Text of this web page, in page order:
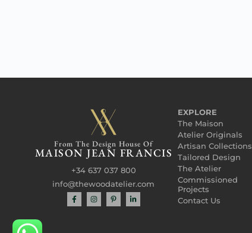
From The Design House Of
MAISON JEAN FRANCIS
+34 637 037 800
info@thewoodatelier.com
EXPLORE
The Maison
Atelier Originals
Artisan Collections
Tailored Design
The Atelier
Commissioned
Projects
Contact Us